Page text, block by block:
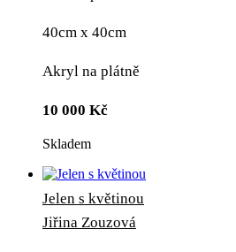
40cm x 40cm
Akryl na plátně
10 000 Kč
Skladem
Jelen s květinou
Jiřina Zouzová